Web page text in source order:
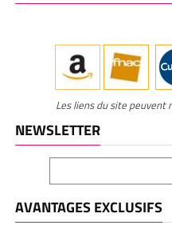
Les liens du site peuvent
NEWSLETTER
AVANTAGES EXCLUSIFS